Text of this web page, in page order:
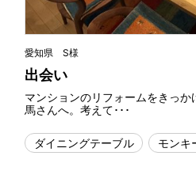
愛知県 S様
出会い
マンションのリフォームをきっか
馬さんへ。考えて･･･
ダイニングテーブル モンキ